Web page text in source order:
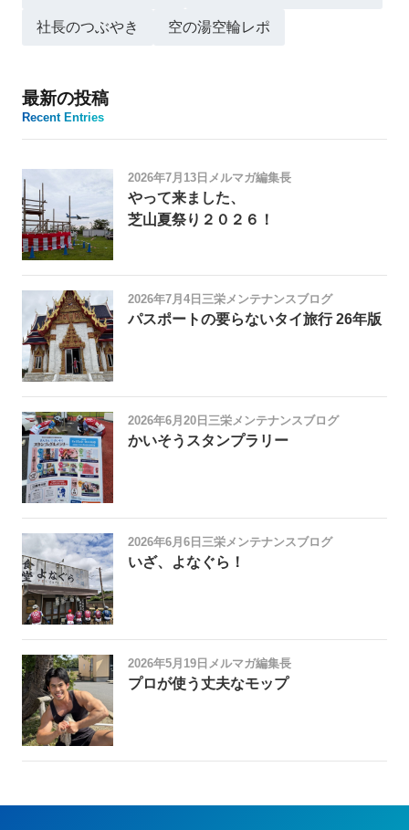
社長のつぶやき 空の湯空輪レポ
最新の投稿
Recent Entries
2026年7月13日 メルマガ編集長
やって来ました、
芝山夏祭り２０２６！
2026年7月4日 三栄メンテナンスブログ
パスポートの要らないタイ旅行 26年版
2026年6月20日 三栄メンテナンスブログ
かいそうスタンプラリー
2026年6月6日 三栄メンテナンスブログ
いざ、よなぐら！
2026年5月19日 メルマガ編集長
プロが使う丈夫なモップ